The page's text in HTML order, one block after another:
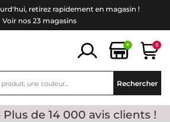
retirez rapidement en magasin !
Voir nos 23 magasins
+ 0
Rechercher
- Plus de 14 000 avis clients !